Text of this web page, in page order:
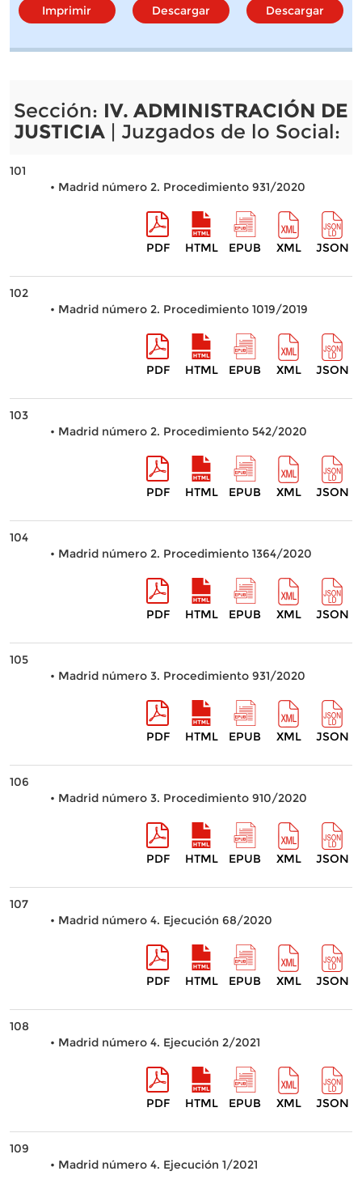
Imprimir Descargar Descargar
Sección: IV. ADMINISTRACIÓN DE
JUSTICIA| Juzgados de lo Social:
101
• Madrid número 2. Procedimiento 931/2020
PDF HTML EPUB XML JSON
102
• Madrid número 2. Procedimiento 1019/2019
PDF HTML EPUB XML JSON
103
• Madrid número 2. Procedimiento 542/2020
PDF HTML EPUB XML JSON
104
• Madrid número 2. Procedimiento 1364/2020
PDF HTML EPUB XML JSON
105
• Madrid número 3. Procedimiento 931/2020
PDF HTML EPUB XML JSON
106
• Madrid número 3. Procedimiento 910/2020
PDF HTML EPUB XML JSON
107
• Madrid número 4. Ejecución 68/2020
PDF HTML EPUB XML JSON
108
• Madrid número 4. Ejecución 2/2021
PDF HTML EPUB XML JSON
109
• Madrid número 4. Ejecución 1/2021